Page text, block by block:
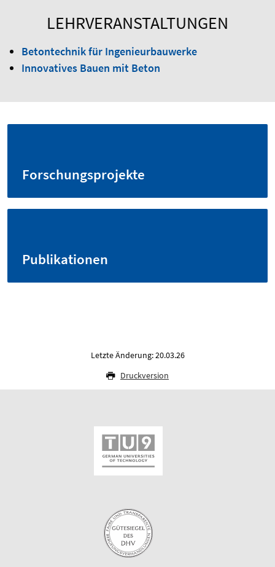
LEHRVERANSTALTUNGEN
Betontechnik für Ingenieurbauwerke
Innovatives Bauen mit Beton
Forschungsprojekte
Publikationen
Letzte Änderung: 20.03.26
Druckversion